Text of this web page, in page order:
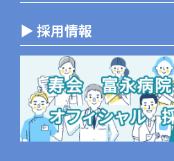
▶ 採用情報